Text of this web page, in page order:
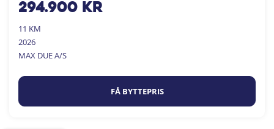
294.900kr
11 KM
2026
MAX DUE A/S
FÅ BYTTEPRIS